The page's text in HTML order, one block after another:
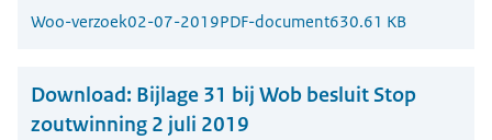
Woo-verzoek02-07-2019PDF-document630.61 KB
Download: Bijlage 31 bij Wob besluit Stop
zoutwinning 2 juli 2019